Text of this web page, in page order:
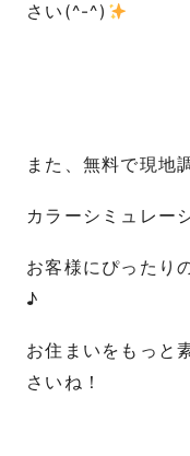
さい(^-^)
また、無料で現地
カラーシミュレー
お客様にぴったり
♪
お住まいをもっと
さいね！